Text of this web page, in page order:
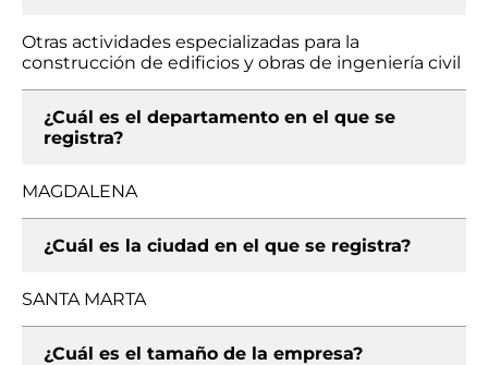
Otras actividades especializadas para la
construcción de edificios y obras de ingeniería civil
¿Cuál es el departamento en el que se
registra?
MAGDALENA
¿Cuál es la ciudad en el que se registra?
SANTA MARTA
¿Cuál es el tamaño de la empresa?